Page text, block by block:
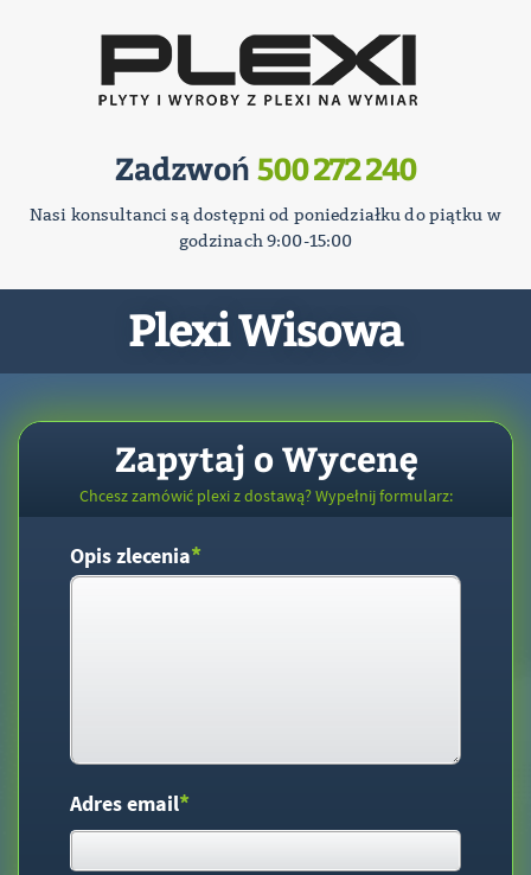
Zadzwoń 500 272 240
Nasi konsultanci są dostępni od poniedziałku do piątku w
godzinach 9:00-15:00
Plexi Wisowa
Zapytaj o Wycenę
Chcesz zamówić plexi z dostawą? Wypełnij formularz:
Opis zlecenia*
Adres email*